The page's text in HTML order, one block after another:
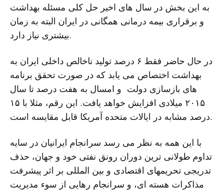
به این بخش در سال های اخیر حل کلی مسئله بهداشت
و برقراری بیمه درمانی همگانی در ایران البته به زمان
بیشتری نیاز دارد.
در حال حاضر فقط ۶ درصد تولید ناخالص داخلی ایران به
بهداشت اختصاص می یابد که در صورت تحقق برنامه
های بازسازی دولت و امسال به هفت درصد تا سال
۲۰۱۵ میلادی افزایش خواهد یافت. این رقم، مثلا با ۱۵
درصد مشابه در ایالات متحده آمریکا قابل مقایسه است.
با این همه به نظر می رسد سرانجام ایرانیان در سایه
تداوم طولانی ترین دوران رونق نفتی خود و جهان، حذف
تدریجی تحریمهای اقتصادی و بین المللی بر اثر پیشرفت
مذاکرات هسته ای، و سرانجام رهایی از سوء مدیریت